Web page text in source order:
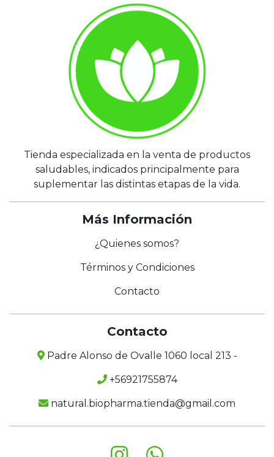
Tienda especializada en la venta de productos
saludables, indicados principalmente para
suplementar las distintas etapas de la vida.
Más Información
¿Quienes somos?
Términos y Condiciones
Contacto
Contacto
Padre Alonso de Ovalle 1060 local 213 -
+56921755874
natural.biopharma.tienda@gmail.com